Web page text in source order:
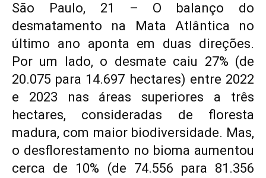
São Paulo, 21 – O balanço do
desmatamento na Mata Atlântica no
último ano aponta em duas direções.
Por um lado, o desmate caiu 27% (de
20.075 para 14.697 hectares) entre 2022
e 2023 nas áreas superiores a três
hectares, consideradas de floresta
madura, com maior biodiversidade. Mas,
o desflorestamento no bioma aumentou
cerca de 10% (de 74.556 para 81.356